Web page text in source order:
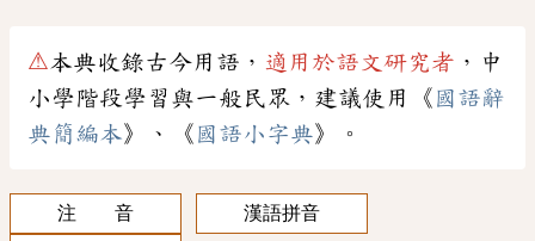
⚠本典收錄古今用語， 適用於語文研究者 ，中
小學階段學習與一般民眾，建議使用《 國語辭
典簡編本》、《 國語小字典》。
注 音
漢語拼音